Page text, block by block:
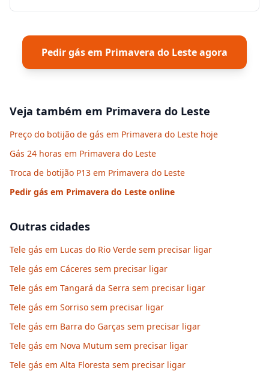
Pedir gás em Primavera do Lesteagora
Veja também em Primavera do Leste
Preço do botijão de gás em Primavera do Leste hoje
Gás 24 horas em Primavera do Leste
Troca de botijão P13 em Primavera do Leste
Pedir gás em Primavera do Leste online
Outras cidades
Tele gás em Lucas do Rio Verde sem precisar ligar
Tele gás em Cáceres sem precisar ligar
Tele gás em Tangará da Serra sem precisar ligar
Tele gás em Sorriso sem precisar ligar
Tele gás em Barra do Garças sem precisar ligar
Tele gás em Nova Mutum sem precisar ligar
Tele gás em Alta Floresta sem precisar ligar